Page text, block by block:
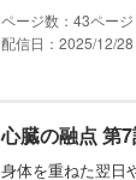
43
配信日：2025/12/28
心臓の融点 第
身体を重ねた翌日